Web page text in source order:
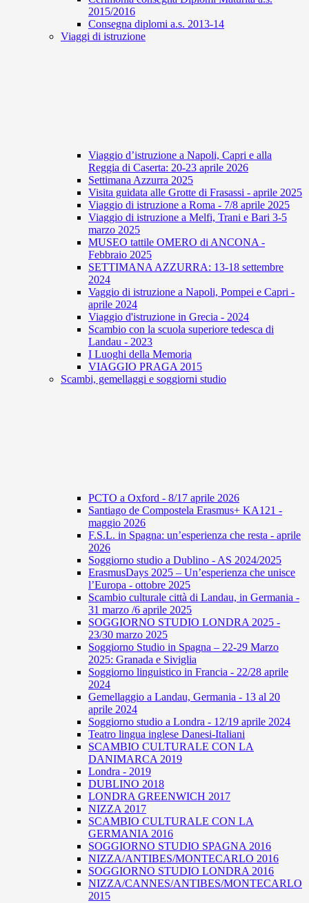
2015/2016
Consegna diplomi a.s. 2013-14
Viaggi di istruzione
Viaggio d’istruzione a Napoli, Capri e alla
Reggia di Caserta: 20-23 aprile 2026
Settimana Azzurra 2025
Visita guidata alle Grotte di Frasassi - aprile 2025
Viaggio di istruzione a Roma - 7/8 aprile 2025
Viaggio di istruzione a Melfi, Trani e Bari 3-5
marzo 2025
MUSEO tattile OMERO di ANCONA -
Febbraio 2025
SETTIMANA AZZURRA: 13-18 settembre
2024
Vaggio di istruzione a Napoli, Pompei e Capri -
aprile 2024
Viaggio d'istruzione in Grecia - 2024
Scambio con la scuola superiore tedesca di
Landau - 2023
I Luoghi della Memoria
VIAGGIO PRAGA 2015
Scambi, gemellaggi e soggiorni studio
PCTO a Oxford - 8/17 aprile 2026
Santiago de Compostela Erasmus+ KA121 -
maggio 2026
F.S.L. in Spagna: un’esperienza che resta - aprile
2026
Soggiorno studio a Dublino - AS 2024/2025
ErasmusDays 2025 – Un’esperienza che unisce
l’Europa - ottobre 2025
Scambio culturale città di Landau, in Germania -
31 marzo /6 aprile 2025
SOGGIORNO STUDIO LONDRA 2025 -
23/30 marzo 2025
Soggiorno Studio in Spagna – 22-29 Marzo
2025: Granada e Siviglia
Soggiorno linguistico in Francia - 22/28 aprile
2024
Gemellaggio a Landau, Germania - 13 al 20
aprile 2024
Soggiorno studio a Londra - 12/19 aprile 2024
Teatro lingua inglese Danesi-Italiani
SCAMBIO CULTURALE CON LA
DANIMARCA 2019
Londra - 2019
DUBLINO 2018
LONDRA GREENWICH 2017
NIZZA 2017
SCAMBIO CULTURALE CON LA
GERMANIA 2016
SOGGIORNO STUDIO SPAGNA 2016
NIZZA/ANTIBES/MONTECARLO 2016
SOGGIORNO STUDIO LONDRA 2016
NIZZA/CANNES/ANTIBES/MONTECARLO
2015